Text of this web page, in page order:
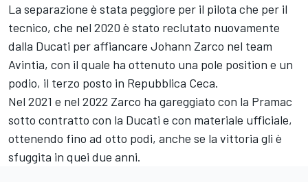
La separazione è stata peggiore per il pilota che per il
tecnico, che nel 2020 è stato reclutato nuovamente
dalla Ducati per affiancare Johann Zarco nel team
Avintia, con il quale ha ottenuto una pole position e un
podio, il terzo posto in Repubblica Ceca.
Nel 2021 e nel 2022 Zarco ha gareggiato con la Pramac
sotto contratto con la Ducati e con materiale ufficiale,
ottenendo fino ad otto podi, anche se la vittoria gli è
sfuggita in quei due anni.